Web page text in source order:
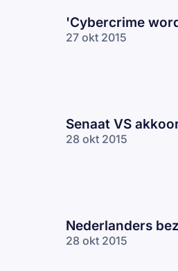
'Cybercrime
27 okt 2015
Senaat VS
28 okt 2015
Nederlanders
28 okt 2015